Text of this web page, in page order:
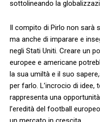
sottolineando la
Il compito di Pirlo non sarà
ma anche ​di imparare e
negli Stati Uniti. Creare un⁢
europee e americane
la sua⁢ umiltà ⁤e il suo‍
per farlo. ⁣L’incrocio di
rappresenta una‍
l’eredità del football